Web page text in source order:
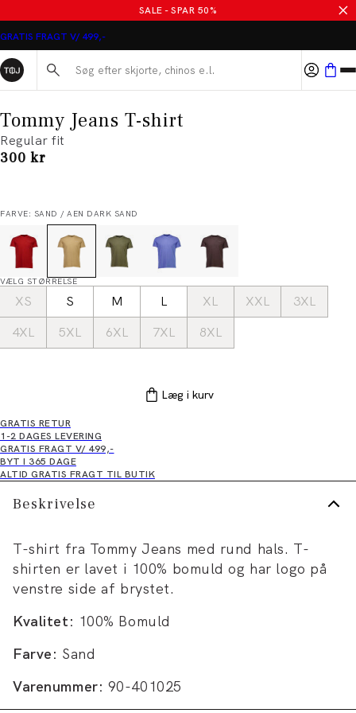
SALE - SPAR 50%
GRATIS FRAGT V/ 499,-
Søg her...
Tommy Jeans T-shirt
Regular fit
I alt (inkl. rabat)
300 kr
FARVE: SAND / AEN DARK SAND
VÆLG STØRRELSE
XS S M L XL XXL
3XL
4XL
5XL 6XL 7XL 8XL
Læg i kurv
GRATIS RETUR
1-2 DAGES LEVERING
GRATIS FRAGT V/ 499,-
BYT I 365 DAGE
ALTID GRATIS FRAGT TIL BUTIK
Beskrivelse
T-shirt fra Tommy Jeans med rund hals. T-
shirten er lavet i 100% bomuld og har logo på
venstre side af brystet.
Kvalitet: 100% Bomuld
Farve: Sand
Varenummer: 90-401025